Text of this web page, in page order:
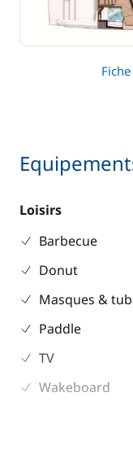
Loisirs
Barbecue
Donut
Masques &
Paddle
TV
Wakeboard